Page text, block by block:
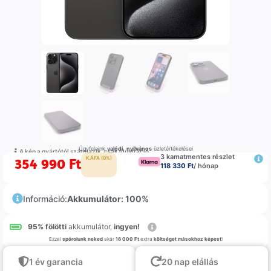
A kép a gyártótól származik, csak illustráció
Ügyfeleinkvalódi,nyilvánosüzletértékelései
354 990 Ft K.ÁFA (0%)
3 kamatmentes részlet
118 330 Ft/ hónap
Információ:Akkumulátor: 100%
95% fölötti akkumulátor, ingyen!
Ezzel spórolunk nekedakár 16 000 Ftextra költséget másokhoz képest!
1 év garancia 20 nap elállás